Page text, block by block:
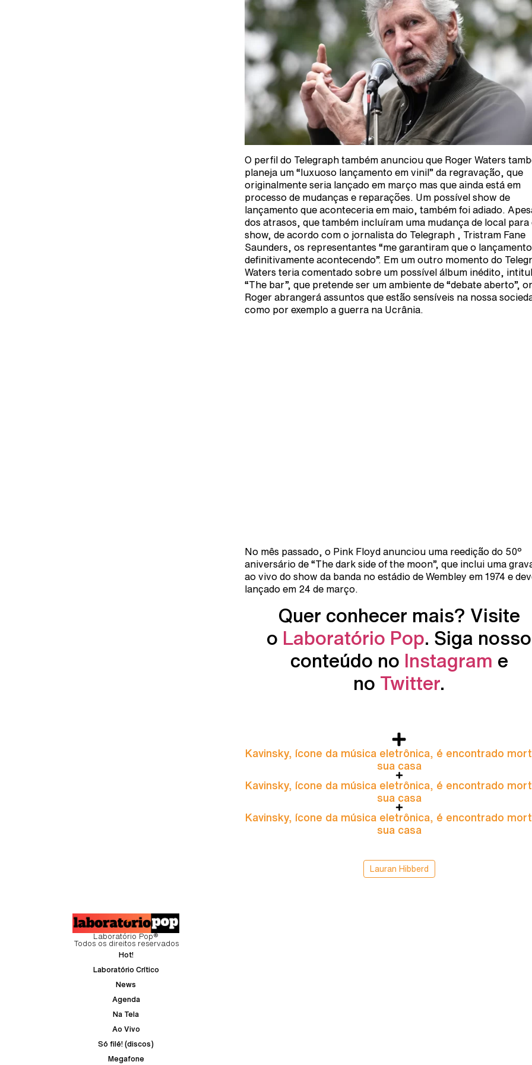
O perfil do Telegraph também anunciou que Roger Waters
planeja um “luxuoso lançamento em vinil” da regravação, que
originalmente seria lançado em março mas que ainda está em
processo de mudanças e reparações. Um possível show de
lançamento que aconteceria em maio, também foi adiado.
dos atrasos, que também incluíram uma mudança de local para
show, de acordo com o jornalista do Telegraph , Tristram Fane
Saunders, os representantes “me garantiram que o
definitivamente acontecendo”. Em um outro momento do
Waters teria comentado sobre um possível álbum inédito,
“The bar”, que pretende ser um ambiente de “debate aberto”,
Roger abrangerá assuntos que estão sensíveis na nossa
como por exemplo a guerra na Ucrânia.
No mês passado, o Pink Floyd anunciou uma reedição do 50º
aniversário de “The dark side of the moon”, que inclui uma
ao vivo do show da banda no estádio de Wembley em 1974 e
lançado em 24 de março.
Quer conhecer mais? Visite
o Laboratório Pop. Siga nosso
conteúdo no Instagram e
no Twitter.
Kavinsky, ícone da música eletrônica, é encontrado
sua casa
Kavinsky, ícone da música eletrônica, é encontrado
sua casa
Kavinsky, ícone da música eletrônica, é encontrado
sua casa
Lauran Hibberd
Laboratório Pop®
Todos os direitos reservados
Hot!
Laboratório Crítico
News
Agenda
Na Tela
Ao Vivo
Só filé! (discos)
Megafone